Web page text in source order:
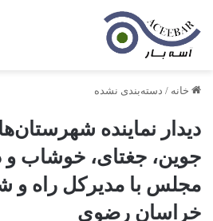
خانه / دسته‌بندی نشده
دیدار نماینده
جوین، جغتای، خوشاب و
مجلس با مدیرکل راه و
خراسان رضوی